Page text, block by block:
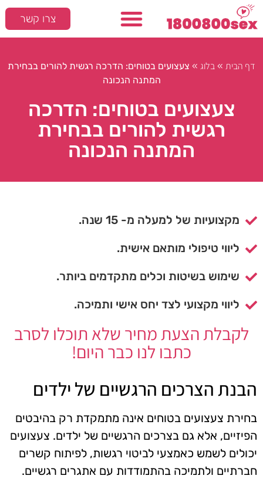
צרו קשר
דף הבית » בלוג » צעצועים בטוחים: הדרכה רגשית להורים בבחירת
המתנה הנכונה
צעצועים בטוחים: הדרכה
רגשית להורים בבחירת
המתנה הנכונה
מקצועיות של למעלה מ- 15 שנה.
ליווי טיפולי מותאם אישית.
שימוש בשיטות וכלים מתקדמים ביותר.
ליווי מקצועי לצד יחס אישי ותמיכה.
לקבלת הצעת מחיר שלא תוכלו לסרב
כתבו לנו כבר היום!
הבנת הצרכים הרגשיים של ילדים
בחירת צעצועים בטוחים אינה מתמקדת רק בהיבטים
הפיזיים, אלא גם בצרכים הרגשיים של ילדים. צעצועים
יכולים לשמש כאמצעי לביטוי רגשות, לפיתוח קשרים
חברתיים ולתמיכה בהתמודדות עם אתגרים רגשיים.